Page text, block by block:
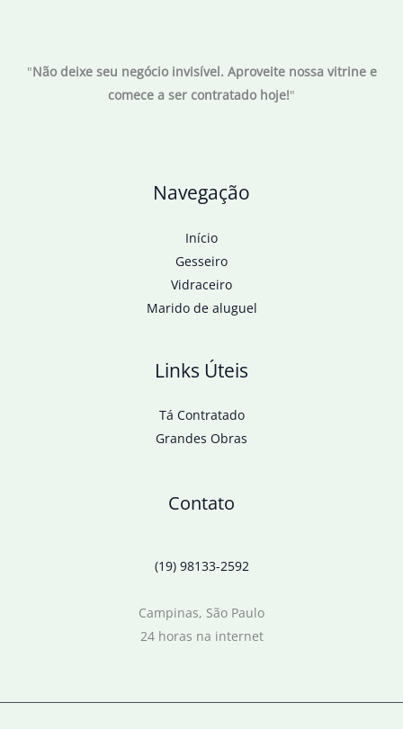
"Não deixe seu negócio invisível. Aproveite nossa vitrine e
comece a ser contratado hoje!"
Navegação
Início
Gesseiro
Vidraceiro
Marido de aluguel
Links Úteis
Tá Contratado
Grandes Obras
Contato
(19) 98133-2592
Campinas, São Paulo
24 horas na internet